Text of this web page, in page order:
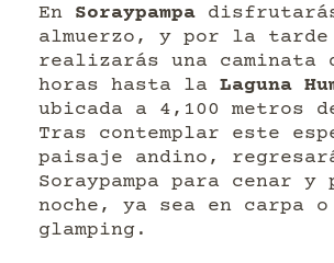
En Soraypampa
almuerzo, y por la tarde
realizarás una caminata
horas hasta la Laguna
ubicada a 4,100 metros
Tras contemplar este
paisaje andino,
Soraypampa para cenar y
noche, ya sea en carpa o
glamping.